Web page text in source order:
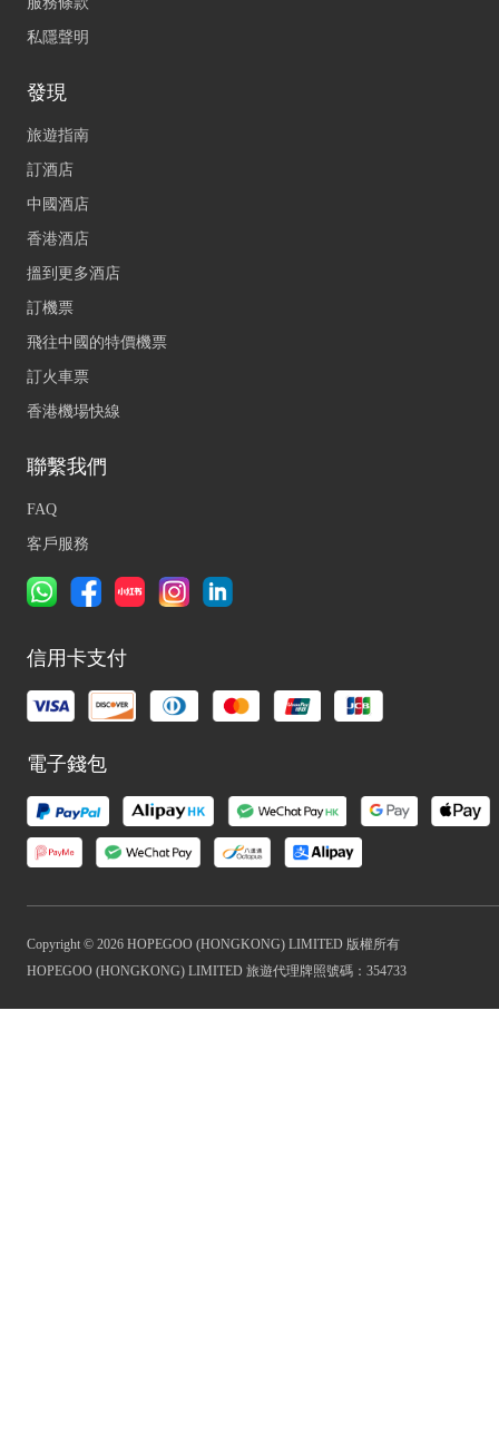
私隱聲明
發現
旅遊指南
訂酒店
中國酒店
香港酒店
搵到更多酒店
訂機票
飛往中國的特價機票
訂火車票
香港機場快線
聯繫我們
FAQ
客戶服務
信用卡支付
電子錢包
Copyright © 2026 HOPEGOO (HONGKONG) LIMITED 版權所有
HOPEGOO (HONGKONG) LIMITED 旅遊代理牌照號碼：354733